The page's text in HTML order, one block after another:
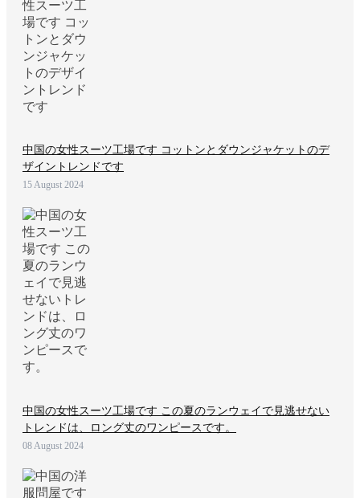
中国の女性スーツ工場です コットンとダウンジャケットのデ
ザイントレンドです
15 August 2024
中国の女性スーツ工場です この夏のランウェイで見逃せない
トレンドは、ロング丈のワンピースです。
08 August 2024